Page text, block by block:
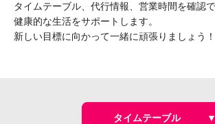
タイムテーブル、代行情報、営業時間を確認
健康的な生活をサポートします。
新しい目標に向かって一緒に頑張りましょう！
タイムテーブル